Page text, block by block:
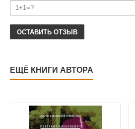
ОСТАВИТЬ ОТЗЫВ
ЕЩЁ КНИГИ АВТОРА